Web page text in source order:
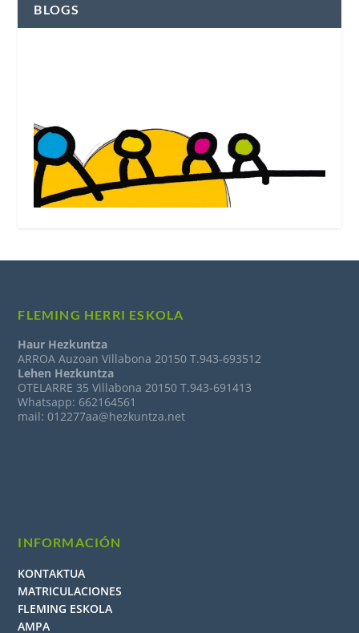
BLOGS
FLEMING HERRI ESKOLA
Haur Hezkuntza
ARROA Auzoan Villabona 20150 T.943-693512
Lehen Hezkuntza
OTELARRE 35 Villabona 20150 T.943-691413
Whatsapp: 662164561
mail: 012277aa@hezkuntza.net
INFORMACIÓN
KONTAKTUA
MATRICULACIONES
FLEMING ESKOLA
AMPA